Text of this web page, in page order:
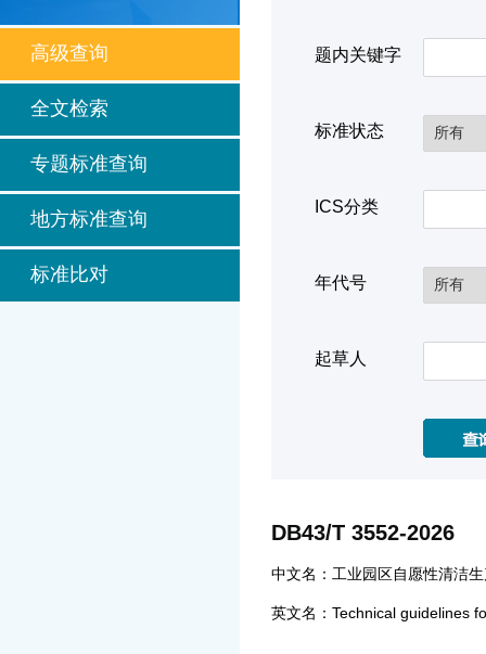
高级查询
全文检索
专题标准查询
地方标准查询
标准比对
题内关键字
标准状态
ICS分类
年代号
起草人
DB43/T 3552-2026
中文名：工业园区自愿性清洁
英文名：Technical guidelines